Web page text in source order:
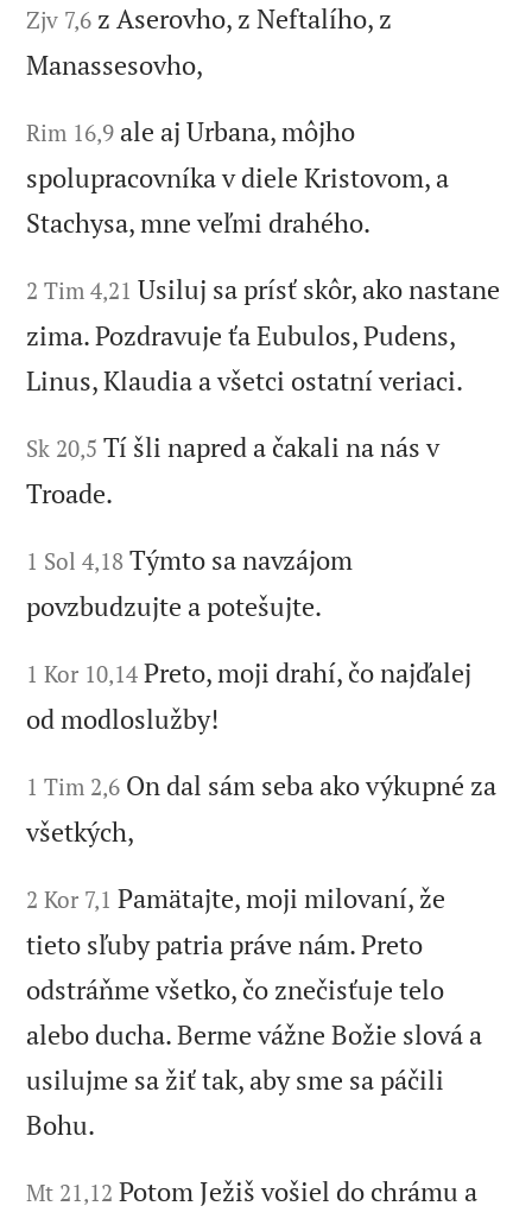
Zjv 7,6 z Aserovho, z Neftalího, z
Manassesovho,
Rim 16,9 ale aj Urbana, môjho
spolupracovníka v diele Kristovom, a
Stachysa, mne veľmi drahého.
2 Tim 4,21 Usiluj sa prísť skôr, ako nastane
zima. Pozdravuje ťa Eubulos, Pudens,
Linus, Klaudia a všetci ostatní veriaci.
Sk 20,5 Tí šli napred a čakali na nás v
Troade.
1 Sol 4,18 Týmto sa navzájom
povzbudzujte a potešujte.
1 Kor 10,14 Preto, moji drahí, čo najďalej
od modloslužby!
1 Tim 2,6 On dal sám seba ako výkupné za
všetkých,
2 Kor 7,1 Pamätajte, moji milovaní, že
tieto sľuby patria práve nám. Preto
odstráňme všetko, čo znečisťuje telo
alebo ducha. Berme vážne Božie slová a
usilujme sa žiť tak, aby sme sa páčili
Bohu.
Mt 21,12 Potom Ježiš vošiel do chrámu a